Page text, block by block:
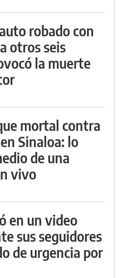
robado con
otros seis
la muerte
mortal contra
Sinaloa: lo
de una
vivo
en un video
sus seguidores
de urgencia por